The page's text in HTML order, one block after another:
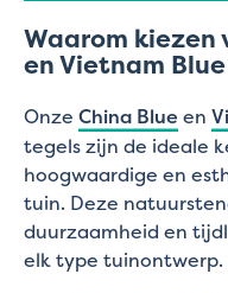
Waarom kiezen
en Vietnam
Onze China Blue en
tegels zijn de ideale
hoogwaardige en
tuin. Deze
duurzaamheid en
elk type tuinontwerp.